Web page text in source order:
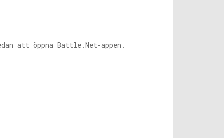
att öppna Battle.Net-appen .